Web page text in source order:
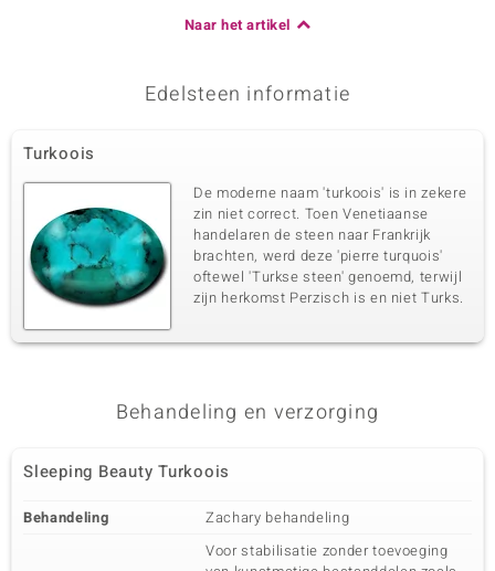
Naar het artikel
Edelsteen informatie
Turkoois
De moderne naam 'turkoois' is in zekere
zin niet correct. Toen Venetiaanse
handelaren de steen naar Frankrijk
brachten, werd deze 'pierre turquois'
oftewel 'Turkse steen' genoemd, terwijl
zijn herkomst Perzisch is en niet Turks.
Behandeling en verzorging
Sleeping Beauty Turkoois
Behandeling Zachary behandeling
Voor stabilisatie zonder toevoeging